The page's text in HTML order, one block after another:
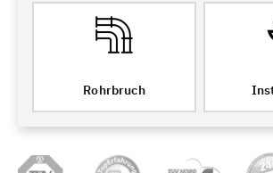
Rohrbruch